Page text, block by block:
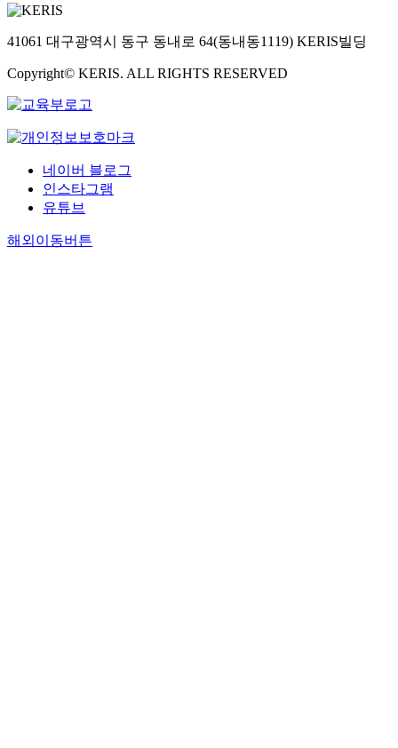
41061 대구광역시 동구 동내로 64(동내동1119) KERIS빌딩
Copyright© KERIS. ALL RIGHTS RESERVED
네이버 블로그
인스타그램
유튜브
해외이동버튼